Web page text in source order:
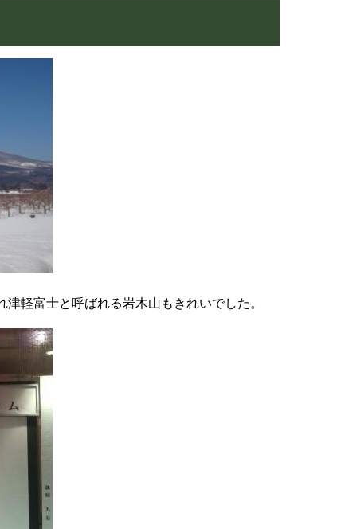
軽富士と呼ばれる岩木山もきれいでした。